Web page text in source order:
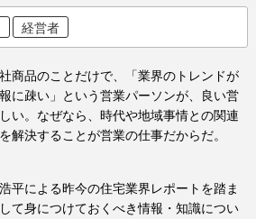
経営者
商品のことだけで、「業界のトレンドが
に疎い」という営業パーソンが、良い営
い。なぜなら、時代や地域事情との関連
解決することが営業の仕事だからだ。
平による昨今の住宅業界レポートを踏ま
て身につけておくべき情報・知識につい